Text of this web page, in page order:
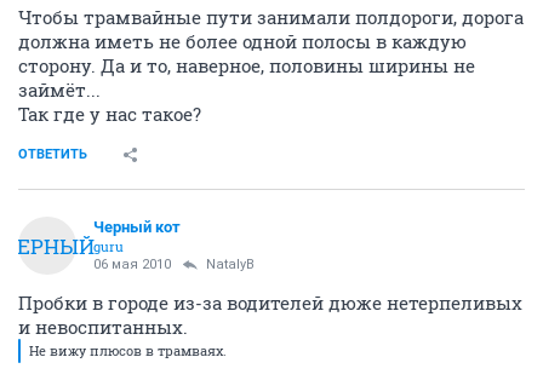
Чтобы трамвайные пути занимали полдороги, дорога
должна иметь не более одной полосы в каждую
сторону. Да и то, наверное, половины ширины не
займёт...
Так где у нас такое?
ОТВЕТИТЬ
ЧЕРНЫЙ
Черный кот
guru
06 мая 2010 NatalyB
Пробки в городе из-за водителей дюже нетерпеливых
и невоспитанных.
Не вижу плюсов в трамваях.